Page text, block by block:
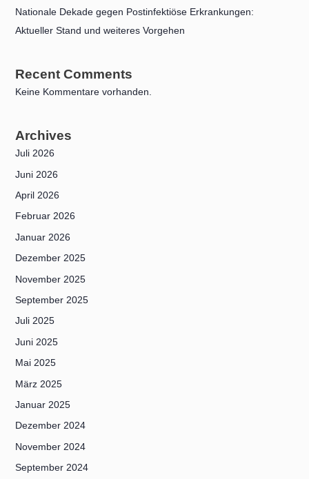
Nationale Dekade gegen Postinfektiöse Erkrankungen:
Aktueller Stand und weiteres Vorgehen
Recent Comments
Keine Kommentare vorhanden.
Archives
Juli 2026
Juni 2026
April 2026
Februar 2026
Januar 2026
Dezember 2025
November 2025
September 2025
Juli 2025
Juni 2025
Mai 2025
März 2025
Januar 2025
Dezember 2024
November 2024
September 2024